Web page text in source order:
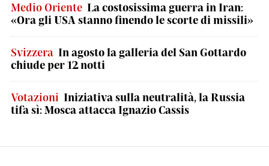
Medio Oriente La costosissima guerra in Iran:
«Ora gli USA stanno finendo le scorte di missili»
Svizzera In agosto la galleria del San Gottardo
chiude per 12 notti
Votazioni Iniziativa sulla neutralità, la Russia
tifa sì: Mosca attacca Ignazio Cassis